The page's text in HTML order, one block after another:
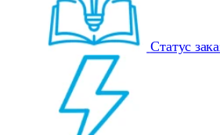
Статус